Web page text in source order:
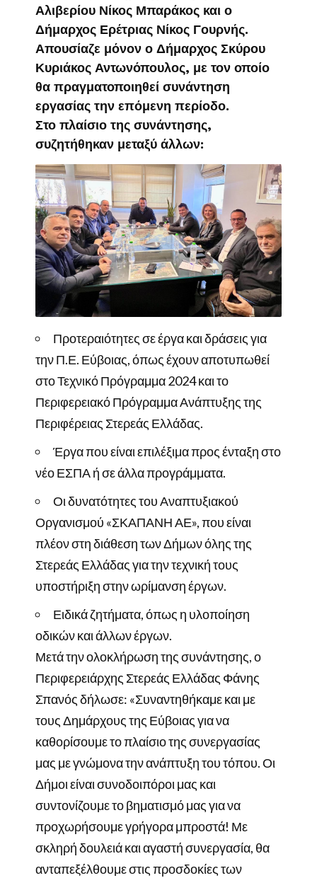
Αλιβερίου Νίκος Μπαράκος και ο
Δήμαρχος Ερέτριας Νίκος Γουρνής.
Απουσίαζε μόνον ο Δήμαρχος Σκύρου
Κυριάκος Αντωνόπουλος, με τον οποίο
θα πραγματοποιηθεί συνάντηση
εργασίας την επόμενη περίοδο.
Στο πλαίσιο της συνάντησης,
συζητήθηκαν μεταξύ άλλων:
Προτεραιότητες σε έργα και δράσεις για
την Π.Ε. Εύβοιας, όπως έχουν αποτυπωθεί
στο Τεχνικό Πρόγραμμα 2024 και το
Περιφερειακό Πρόγραμμα Ανάπτυξης της
Περιφέρειας Στερεάς Ελλάδας.
Έργα που είναι επιλέξιμα προς ένταξη στο
νέο ΕΣΠΑ ή σε άλλα προγράμματα.
Οι δυνατότητες του Αναπτυξιακού
Οργανισμού «ΣΚΑΠΑΝΗ ΑΕ», που είναι
πλέον στη διάθεση των Δήμων όλης της
Στερεάς Ελλάδας για την τεχνική τους
υποστήριξη στην ωρίμανση έργων.
Ειδικά ζητήματα, όπως η υλοποίηση
οδικών και άλλων έργων.
Μετά την ολοκλήρωση της συνάντησης, ο
Περιφερειάρχης Στερεάς Ελλάδας Φάνης
Σπανός δήλωσε: «Συναντηθήκαμε και με
τους Δημάρχους της Εύβοιας για να
καθορίσουμε το πλαίσιο της συνεργασίας
μας με γνώμονα την ανάπτυξη του τόπου. Οι
Δήμοι είναι συνοδοιπόροι μας και
συντονίζουμε το βηματισμό μας για να
προχωρήσουμε γρήγορα μπροστά! Με
σκληρή δουλειά και αγαστή συνεργασία, θα
ανταπεξέλθουμε στις προσδοκίες των